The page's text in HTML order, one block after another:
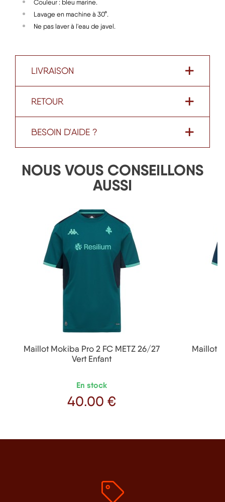
Couleur : bleu marine.
Lavage en machine à 30°.
Ne pas laver à l'eau de javel.
LIVRAISON
RETOUR
BESOIN D'AIDE ?
NOUS VOUS CONSEILLONS
AUSSI
Maillot Mokiba Pro 2 FC METZ 26/27
Vert Enfant
En stock
Prix
40.00 €
Maillot